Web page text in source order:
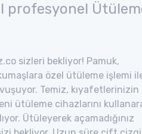
profesyonel
sizleri bekliyor! Pamuk,
özel ütüleme işlemi
Temiz, kıyafetlerinizin
ütüleme cihazlarını
Ütüleyerek açamadığınız